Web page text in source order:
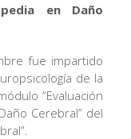
en Daño
fue impartido
de la
“Evaluación
Cerebral” del